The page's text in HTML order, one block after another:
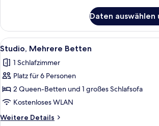
2 Queen-
Betten
Daten auswählen
Alle
Fotos
für
Studio,
Mehrere
Betten
anzeigen
Ein
5
Studio, Mehrere Betten
1 Schlafzimmer
Platz für 6 Personen
2 Queen-Betten und 1 großes Schlafsofa
Kostenloses WLAN
Weitere Details
Weitere